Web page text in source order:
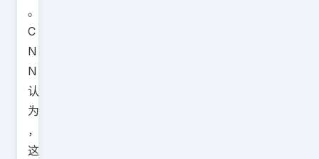
。
C
N
N
认
为
，
这